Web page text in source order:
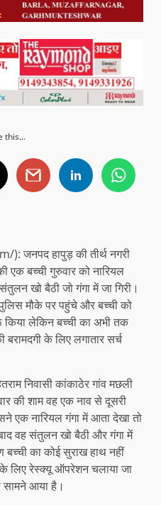
this...
जनपद हापुड़ की तीर्थ नगरी
बच्ची गुरुवार को नारियल
खो बैठी जो गंगा में जा गिरी।
मौके पर पहुंचे और बच्ची को
लेकिन बच्ची का अभी तक
के लिए लगातार सर्च
निवासी कांकाठेर गांव मछली
की शाम वह एक नाव से दूसरी
एक नारियल गंगा में आता देखा तो
वह संतुलन खो बैठी और गंगा में
बच्ची का कोई सुराख हाथ नहीं
लिए रेस्क्यू ऑपरेशन चलाया जा
सामने आया है।